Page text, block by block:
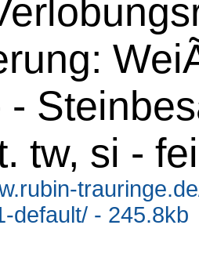
-
tw, si -
default/ - 245.8kb